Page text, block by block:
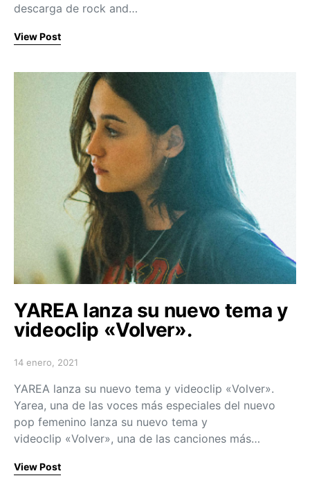
descarga de rock and…
View Post
YAREA lanza su nuevo tema y
videoclip «Volver».
Posted on
14 enero, 2021
YAREA lanza su nuevo tema y videoclip «Volver».
Yarea, una de las voces más especiales del nuevo
pop femenino lanza su nuevo tema y
videoclip «Volver», una de las canciones más…
View Post